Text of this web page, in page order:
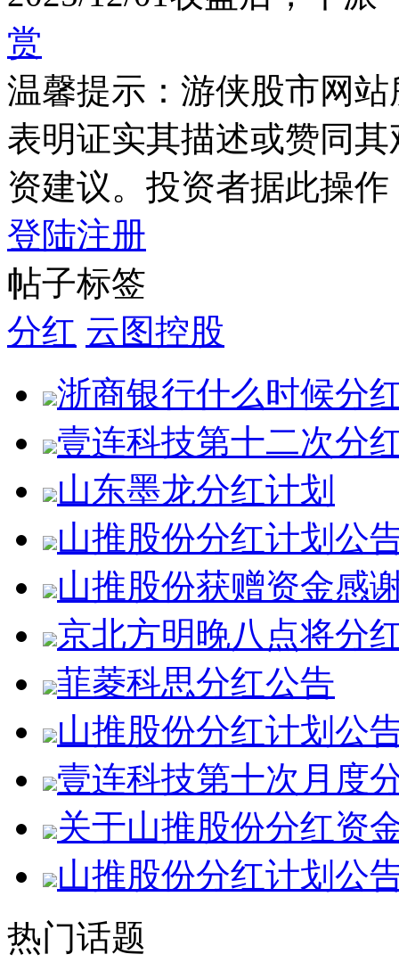
赏
温馨提示：游侠股市网
表明证实其描述或赞同
资建议。投资者据此操
登陆注册
帖子标签
分红 云图控股
浙商银行什么时候分
壹连科技第十二次分
山东墨龙分红计划
山推股份分红计划公
山推股份获赠资金感
京北方明晚八点将分
菲菱科思分红公告
山推股份分红计划公
壹连科技第十次月度
关于山推股份分红资
山推股份分红计划公
热门话题